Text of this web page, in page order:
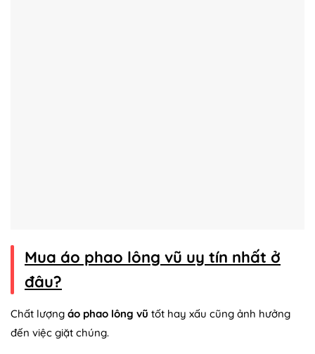
Mua áo phao lông vũ uy tín nhất ở
đâu?
Chất lượng áo phao lông vũ tốt hay xấu cũng ảnh hưởng
đến việc giặt chúng.